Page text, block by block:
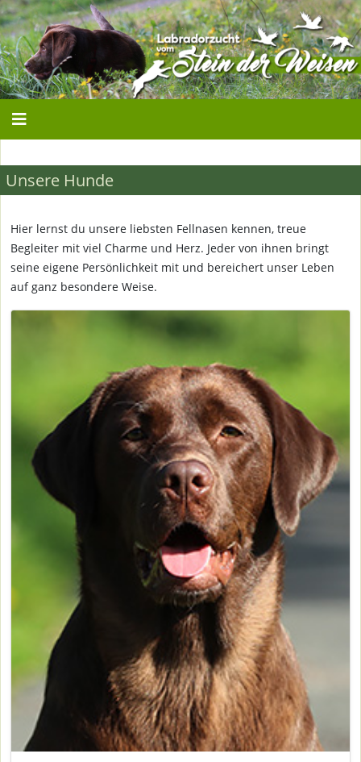
Unsere Hunde
Hier lernst du unsere liebsten Fellnasen kennen, treue
Begleiter mit viel Charme und Herz. Jeder von ihnen bringt
seine eigene Persönlichkeit mit und bereichert unser Leben
auf ganz besondere Weise.